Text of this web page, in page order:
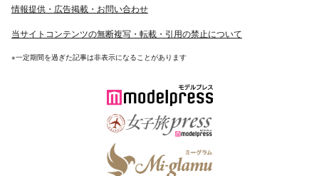
情報提供・広告掲載・お問い合わせ
当サイトコンテンツの無断複写・転載・引用の禁止について
※一定期間を過ぎた記事は非表示になることがあります